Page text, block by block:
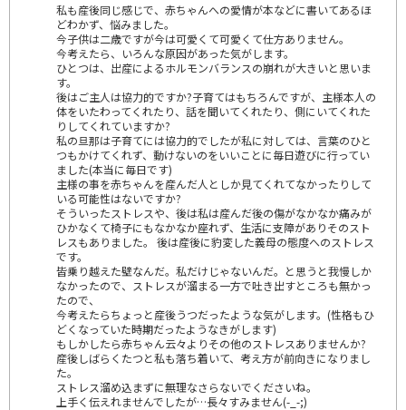
私も産後同じ感じで、赤ちゃんへの愛情が本などに書いてあるほ
どわかず、悩みました。
今子供は二歳ですが今は可愛くて可愛くて仕方ありません。
今考えたら、いろんな原因があった気がします。
ひとつは、出産によるホルモンバランスの崩れが大きいと思いま
す。
後はご主人は協力的ですか?子育てはもちろんですが、主様本人の
体をいたわってくれたり、話を聞いてくれたり、側にいてくれた
りしてくれていますか?
私の旦那は子育てには協力的でしたが私に対しては、言葉のひと
つもかけてくれず、動けないのをいいことに毎日遊びに行ってい
ました(本当に毎日です)
主様の事を赤ちゃんを産んだ人としか見てくれてなかったりして
いる可能性はないですか?
そういったストレスや、後は私は産んだ後の傷がなかなか痛みが
ひかなくて椅子にもなかなか座れず、生活に支障がありそのスト
レスもありました。 後は産後に豹変した義母の態度へのストレス
です。
皆乗り越えた壁なんだ。私だけじゃないんだ。と思うと我慢しか
なかったので、ストレスが溜まる一方で吐き出すところも無かっ
たので、
今考えたらちょっと産後うつだったような気がします。(性格もひ
どくなっていた時期だったようなきがします)
もしかしたら赤ちゃん云々よりその他のストレスありませんか?
産後しばらくたつと私も落ち着いて、考え方が前向きになりまし
た。
ストレス溜め込まずに無理なさらないでくださいね。
上手く伝えれませんでしたが…長々すみません(-_-;)